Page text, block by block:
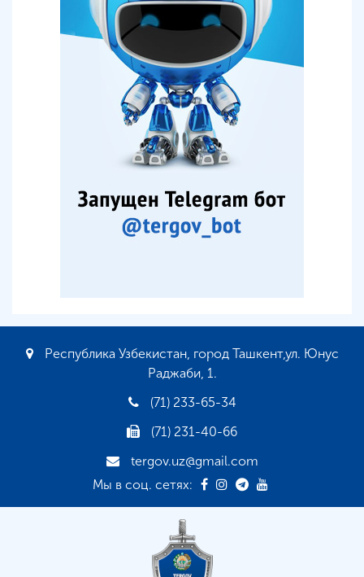
Республика Узбекистан, город Ташкент,ул. Юнус
Раджаби, 1.
(71) 233-65-34
(71) 231-40-66
tergov.uz@gmail.com
Мы в соц. сетях: